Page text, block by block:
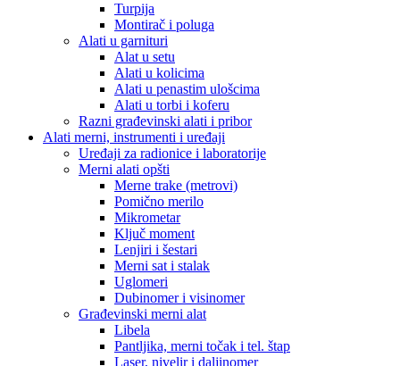
Turpija
Montirač i poluga
Alati u garnituri
Alat u setu
Alati u kolicima
Alati u penastim ulošcima
Alati u torbi i koferu
Razni građevinski alati i pribor
Alati merni, instrumenti i uređaji
Uređaji za radionice i laboratorije
Merni alati opšti
Merne trake (metrovi)
Pomično merilo
Mikrometar
Ključ moment
Lenjiri i šestari
Merni sat i stalak
Uglomeri
Dubinomer i visinomer
Građevinski merni alat
Libela
Pantljika, merni točak i tel. štap
Laser, nivelir i daljinomer